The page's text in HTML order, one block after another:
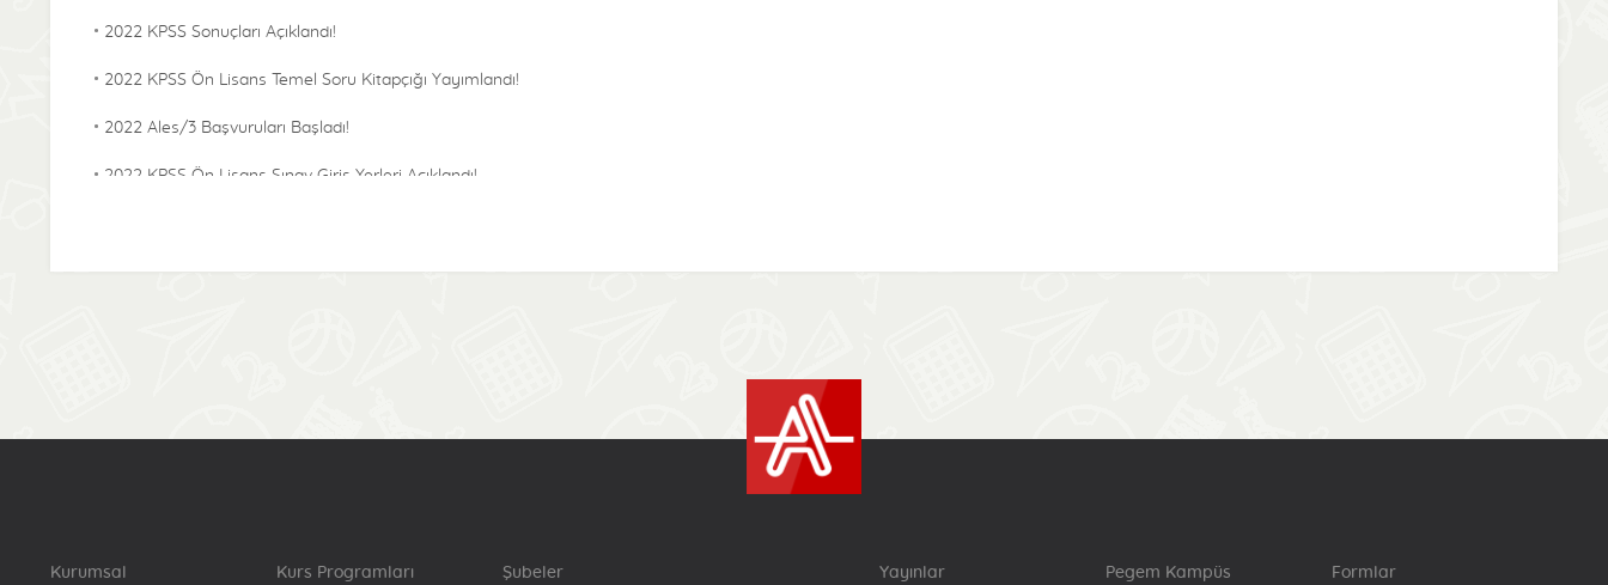
2022 KPSS Sonuçları Açıklandı!
2022 KPSS Ön Lisans Temel Soru Kitapçığı Yayımlandı!
2022 Ales/3 Başvuruları Başladı!
2022 KPSS Ön Lisans Sınav Giriş Yerleri Açıklandı!
2022 Lisans Temel Soru Kitapçığı Yayımlandı!
Kurumsal Kurs Programları Şubeler Yayınlar Pegem Kampüs Formlar